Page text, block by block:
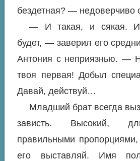
бездетная? — недоверчиво
— И такая, и сякая.
будет, — заверил его
Антония с неприязнью. —
твоя первая! Добыл
Давай, действуй…
Младший брат всегда
зависть. Высокий,
правильными
его выставляй. Имя